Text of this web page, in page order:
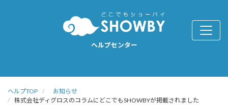
ヘルプセンター
ヘルプTOP
お知らせ
株式会社ディグロスのコラムにどこでもSHOWBYが掲載されました